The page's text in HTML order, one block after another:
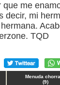
me
decir, mi
TQD
Menuda
(9)